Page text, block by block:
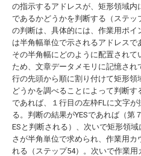
の指示するアドレスが、矩形領域内
であるかどうかを判断する（ステッ
の判断は、具体的には、作業用ポイ
は半角幅単位で示されるアドレスで
その半角幅にどのように配置されて
ため、文章データメモリに記憶され
行の先頭から順に割り付けて矩形領
どうかを調べることによって判断す
であれば、１行目の左枠FLに文字が
る。判断の結果がYESであれば（第
ESと判断される）、次いで矩形領
さが半角単位で求められ、作業用カ
れる（ステップ54）。次いで作業